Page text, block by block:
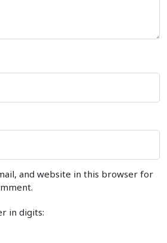
and website in this browser for
in digits: